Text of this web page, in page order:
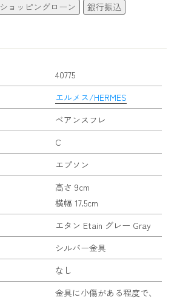
ショッピングローン
銀行振込
40775
エルメス/HERMES
ベアンスフレ
C
エプソン
高さ 9cm
横幅 17.5cm
エタン Etain グレー Gray
シルバー金具
なし
金具に小傷がある程度で、